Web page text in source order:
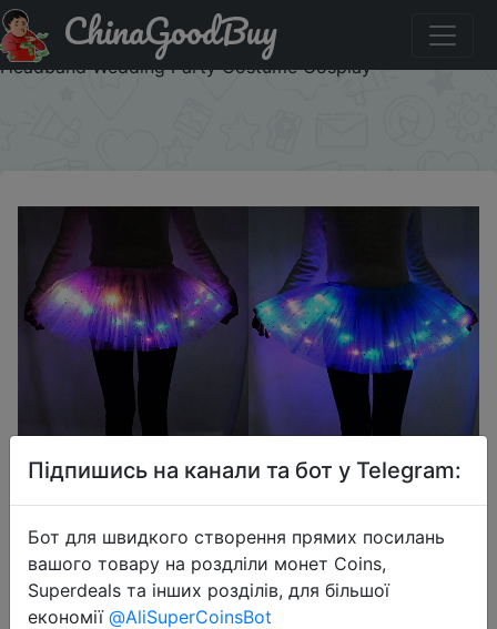
Купити на розпродажі LED Glowing Light Flower Princess
Tutu Skirts Fairy Costume For Girl Light Up Skirt Glow
Headband Wedding Party Costume Cosplay
ChinaGoodBuy
Підпишись на канали та бот у Telegram:
Бот для швидкого створення прямих посилань
вашого товару на роздліли монет Coins,
Superdeals та інших розділів, для більшої
економії @AliSuperCoinsBot